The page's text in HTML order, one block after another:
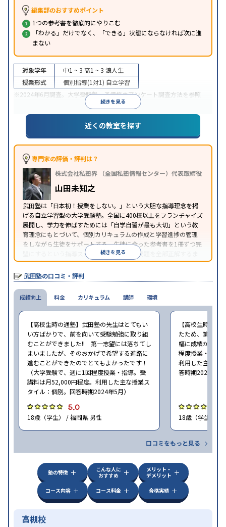
編集部のおすすめポイント
1つの参考書を徹底的にやりこむ
「わかる」だけでなく、「できる」状態にならなければ次に進
まない
続きを見る
対象学年 中1 ~ 3 高1 ~ 3 浪人生
授業形式
個別指導(1対1) 自立学習
※2024年6月調査。 大学受験塾・予備校のアンケート調査方法を参照
近くの教室を探す
専門家の評価・評判は？
株式会社私塾界 （全国私塾情報センター）代表取締役
山田未知之
武田塾は「日本初！授業をしない。」という大胆な指導理念を掲
げる自立学習型の大学受験塾。全国に400校以上をフランチャイズ
展開し、学力を伸ばすためには「自学自習が最も大切」という教
育理念にもとづいて、個別カリキュラムの作成と学習進捗の管理
をしながら生徒をサポートする。生徒に合った参考書を1冊ずつ完
璧にするという指導スタイルで、参考書の問題を全部正解するま
で繰り返し問題を解くことで偏差値をあげるという手法を取って
いる。
続きを見る
武田塾の口コミ・評判
成績向上
【高校生時の通塾】武田塾の先生はとてもい
い方ばかりで、前を向いて受験勉強に取り組
むことができました!! 第一志望には落ちてし
まいましたが、そのおかげで希望する進路に
進むことができたのでとてもよかったです！
（大学受験で、週に1回程度授業・指導。受
講料は月52,000円程度。利用した主な授業ス
タイル：個別。回答時期2024年5月）
5.0
18歳（学生） / 福岡県 男性
【高校生時の通
たため、第一志
幅に成績が向上
程度授業・指導
利用した主な授
答時期2024年5
18歳（学生） /
口コミをもっと見る
料金 カリキュラム 講師 環境
塾の特徴
こんな人に
おすすめ
メリット・
デメリット
コース内容
コース料金 合格実績
高槻校